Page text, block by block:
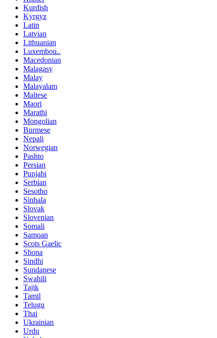
Kurdish
Kyrgyz
Latin
Latvian
Lithuanian
Luxembou..
Macedonian
Malagasy
Malay
Malayalam
Maltese
Maori
Marathi
Mongolian
Burmese
Nepali
Norwegian
Pashto
Persian
Punjabi
Serbian
Sesotho
Sinhala
Slovak
Slovenian
Somali
Samoan
Scots Gaelic
Shona
Sindhi
Sundanese
Swahili
Tajik
Tamil
Telugu
Thai
Ukrainian
Urdu